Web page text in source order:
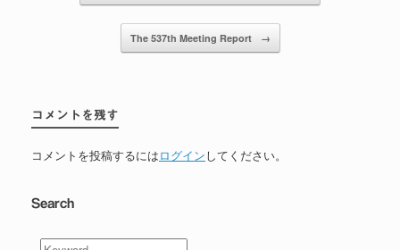
The 537th Meeting Report →
コメントを残す
コメントを投稿するにはログインしてください。
Search